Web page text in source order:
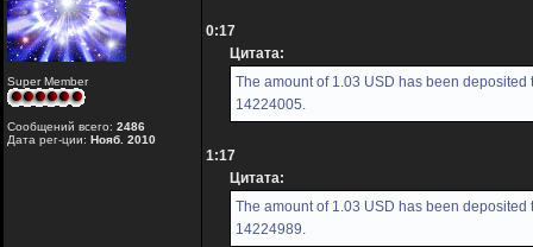
Super Member
Сообщений всего: 2486
Дата рег-ции: Нояб. 2010
0:17
Цитата:
The amount of 1.03 USD has been deposited
14224005.
1:17
Цитата:
The amount of 1.03 USD has been deposited
14224989.